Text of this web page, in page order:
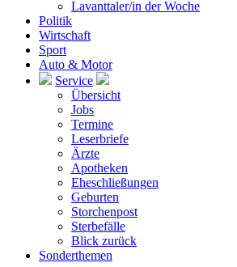
Lavanttaler/in der Woche
Politik
Wirtschaft
Sport
Auto & Motor
Service
Übersicht
Jobs
Termine
Leserbriefe
Ärzte
Apotheken
Eheschließungen
Geburten
Storchenpost
Sterbefälle
Blick zurück
Sonderthemen